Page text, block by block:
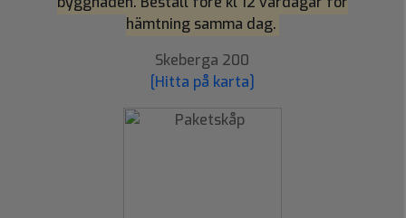
hämtning samma dag.
Skeberga 200
[Hitta på karta]